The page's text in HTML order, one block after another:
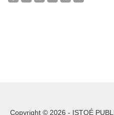
Copyright © 2026 - ISTOÉ